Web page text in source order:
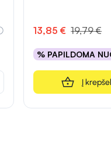
13,85 € 19,79 €
% PAPILDOMA
Į